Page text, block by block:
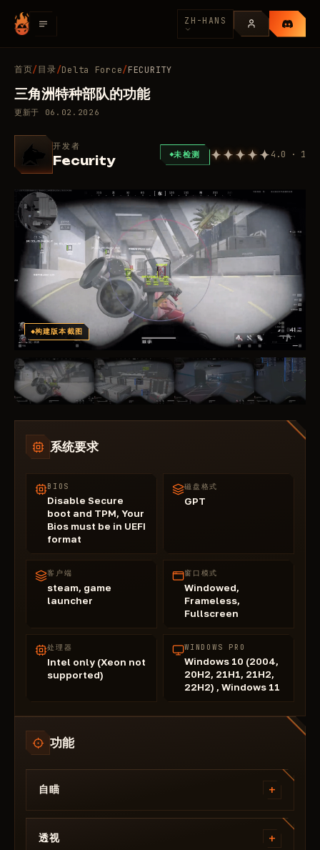
ZH-HANS
首页/目录/Delta Force/FECURITY
三角洲特种部队的功能
更新于 06.02.2026
开发者
Fecurity 未检测 4.0 · 1
构建版本截图
系统要求
BIOS
Disable Secure
boot and TPM, Your
Bios must be in UEFI
format
磁盘格式
GPT
客户端
steam, game
launcher
窗口模式
Windowed,
Frameless,
Fullscreen
处理器
Intel only (Xeon not
supported)
WINDOWS PRO
Windows 10 (2004,
20H2, 21H1, 21H2,
22H2) , Windows 11
功能
自瞄 +
启用
仅可见
透视 +